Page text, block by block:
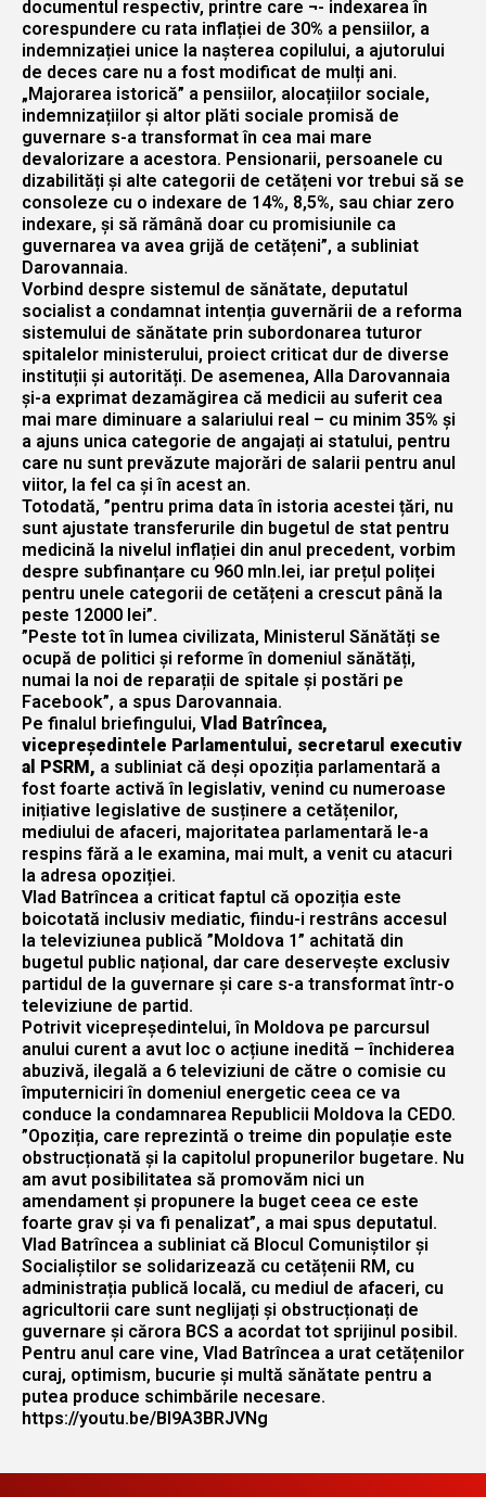
documentul respectiv, printre care ¬- indexarea în
corespundere cu rata inflației de 30% a pensiilor, a
indemnizației unice la nașterea copilului, a ajutorului
de deces care nu a fost modificat de mulți ani.
„Majorarea istorică” a pensiilor, alocațiilor sociale,
indemnizațiilor și altor plăti sociale promisă de
guvernare s-a transformat în cea mai mare
devalorizare a acestora. Pensionarii, persoanele cu
dizabilități și alte categorii de cetățeni vor trebui să se
consoleze cu o indexare de 14%, 8,5%, sau chiar zero
indexare, și să rămână doar cu promisiunile ca
guvernarea va avea grijă de cetățeni”, a subliniat
Darovannaia.
Vorbind despre sistemul de sănătate, deputatul
socialist a condamnat intenția guvernării de a reforma
sistemului de sănătate prin subordonarea tuturor
spitalelor ministerului, proiect criticat dur de diverse
instituții și autorități. De asemenea, Alla Darovannaia
și-a exprimat dezamăgirea că medicii au suferit cea
mai mare diminuare a salariului real – cu minim 35% și
a ajuns unica categorie de angajați ai statului, pentru
care nu sunt prevăzute majorări de salarii pentru anul
viitor, la fel ca și în acest an.
Totodată, ”pentru prima data în istoria acestei țări, nu
sunt ajustate transferurile din bugetul de stat pentru
medicină la nivelul inflației din anul precedent, vorbim
despre subfinanțare cu 960 mln.lei, iar prețul poliței
pentru unele categorii de cetățeni a crescut până la
peste 12000 lei”.
”Peste tot în lumea civilizata, Ministerul Sănătăți se
ocupă de politici și reforme în domeniul sănătăți,
numai la noi de reparații de spitale și postări pe
Facebook”, a spus Darovannaia.
Pe finalul briefingului, Vlad Batrîncea,
vicepreședintele Parlamentului, secretarul executiv
al PSRM, a subliniat că deși opoziția parlamentară a
fost foarte activă în legislativ, venind cu numeroase
inițiative legislative de susținere a cetățenilor,
mediului de afaceri, majoritatea parlamentară le-a
respins fără a le examina, mai mult, a venit cu atacuri
la adresa opoziției.
Vlad Batrîncea a criticat faptul că opoziția este
boicotată inclusiv mediatic, fiindu-i restrâns accesul
la televiziunea publică ”Moldova 1” achitată din
bugetul public național, dar care deservește exclusiv
partidul de la guvernare și care s-a transformat într-o
televiziune de partid.
Potrivit vicepreședintelui, în Moldova pe parcursul
anului curent a avut loc o acțiune inedită – închiderea
abuzivă, ilegală a 6 televiziuni de către o comisie cu
împuterniciri în domeniul energetic ceea ce va
conduce la condamnarea Republicii Moldova la CEDO.
”Opoziția, care reprezintă o treime din populație este
obstrucționată și la capitolul propunerilor bugetare. Nu
am avut posibilitatea să promovăm nici un
amendament și propunere la buget ceea ce este
foarte grav și va fi penalizat”, a mai spus deputatul.
Vlad Batrîncea a subliniat că Blocul Comuniștilor și
Socialiștilor se solidarizează cu cetățenii RM, cu
administrația publică locală, cu mediul de afaceri, cu
agricultorii care sunt neglijați și obstrucționați de
guvernare și cărora BCS a acordat tot sprijinul posibil.
Pentru anul care vine, Vlad Batrîncea a urat cetățenilor
curaj, optimism, bucurie și multă sănătate pentru a
putea produce schimbările necesare.
https://youtu.be/Bl9A3BRJVNg